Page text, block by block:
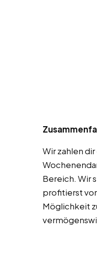
Wir zahlen
Bereich. Wir
profitierst
Möglichkeit